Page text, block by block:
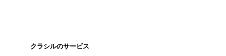
クラシルのサービス